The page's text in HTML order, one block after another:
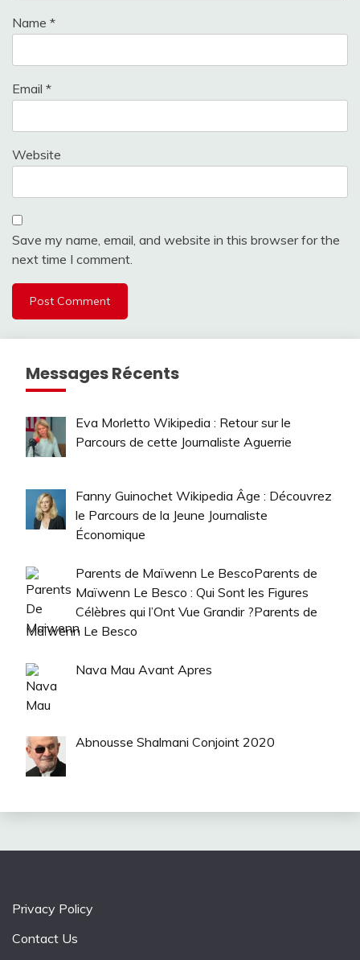
Name *
Email *
Website
Save my name, email, and website in this browser for the
next time I comment.
Messages Récents
Eva Morletto Wikipedia : Retour sur le
Parcours de cette Journaliste Aguerrie
Fanny Guinochet Wikipedia Âge : Découvrez
le Parcours de la Jeune Journaliste
Économique
Parents de Maïwenn Le BescoParents de
Maïwenn Le Besco : Qui Sont les Figures
Célèbres qui l’Ont Vue Grandir ?Parents de
Maïwenn Le Besco
Nava Mau Avant Apres
Abnousse Shalmani Conjoint 2020
Privacy Policy
Contact Us